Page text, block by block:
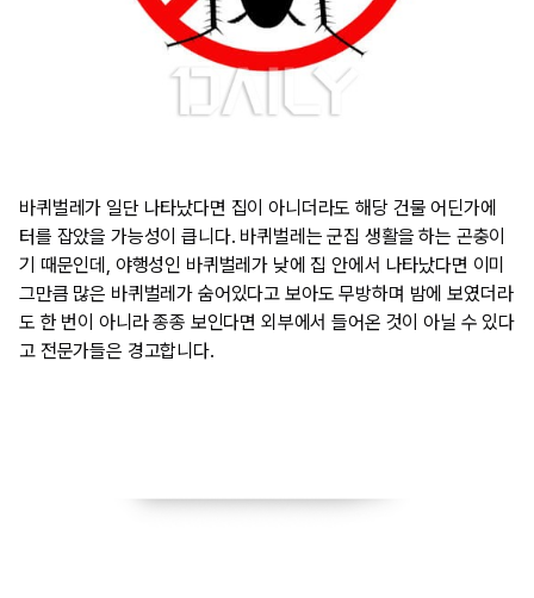
바퀴벌레가 일단 나타났다면 집이 아니더라도 해당 건물 어딘가에
터를 잡았을 가능성이 큽니다. 바퀴벌레는 군집 생활을 하는 곤충이
기 때문인데, 야행성인 바퀴벌레가 낮에 집 안에서 나타났다면 이미
그만큼 많은 바퀴벌레가 숨어있다고 보아도 무방하며 밤에 보였더라
도 한 번이 아니라 종종 보인다면 외부에서 들어온 것이 아닐 수 있다
고 전문가들은 경고합니다.